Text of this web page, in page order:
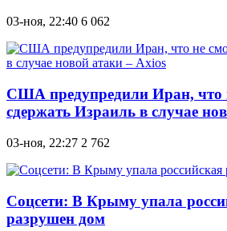
03-ноя, 22:40 6 062
США предупредили Иран, что
сдержать Израиль в случае
03-ноя, 22:27 2 762
Соцсети: В Крыму упала
разрушен дом